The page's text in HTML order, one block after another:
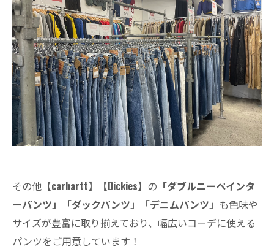
その他 【carhartt】【Dickies】 の 「ダブルニーペインタ
ーパンツ」「ダックパンツ」「デニムパンツ」 も色味や
サイズが豊富に取り揃えており、幅広いコーデに使える
パンツをご用意しています！